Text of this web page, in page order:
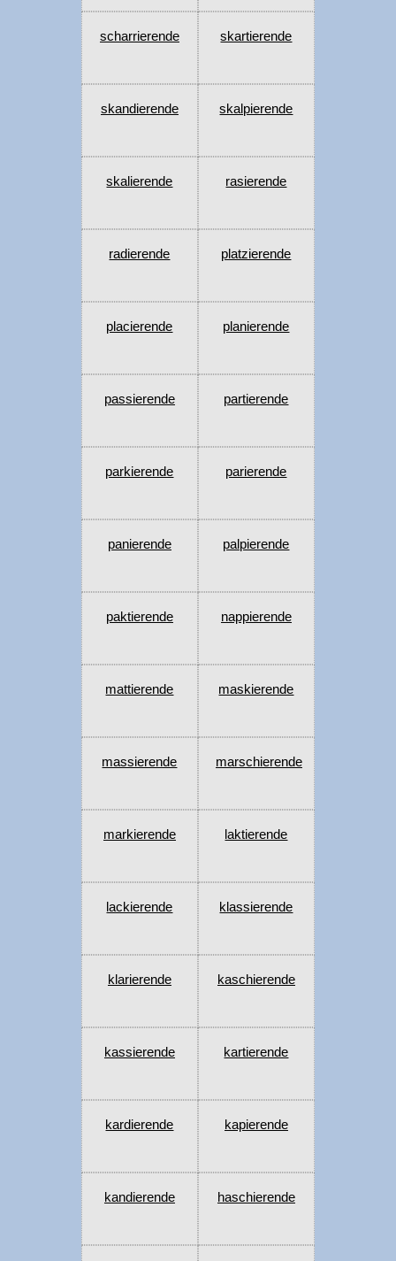
scharrierende skartierende
skandierende skalpierende
skalierende rasierende
radierende platzierende
placierende planierende
passierende partierende
parkierende parierende
panierende palpierende
paktierende nappierende
mattierende maskierende
massierende marschierende
markierende laktierende
lackierende klassierende
klarierende kaschierende
kassierende kartierende
kardierende kapierende
kandierende haschierende